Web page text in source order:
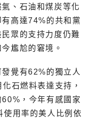
、石油和煤炭等化
高達74%的共和黨
眾的支持力度仍難
尷尬的窘境。
覺有62%的獨立人
石燃料表達支持，
，今年有感國家
使用率的美人比例依